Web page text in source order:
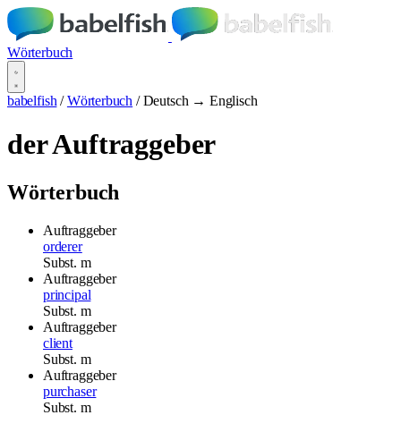
Wörterbuch
babelfish / Wörterbuch / Deutsch → Englisch
der Auftraggeber
Wörterbuch
Auftraggeber
orderer
Subst. m
Auftraggeber
principal
Subst. m
Auftraggeber
client
Subst. m
Auftraggeber
purchaser
Subst. m